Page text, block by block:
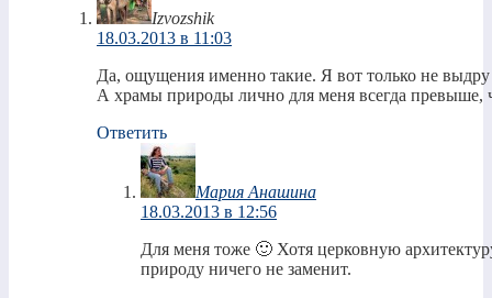
Izvozshik
18.03.2013 в 11:03
Да, ощущения именно такие. Я вот только не
А храмы природы лично для меня всегда
Ответить
Мария Анашина
18.03.2013 в 12:56
Для меня тоже 🙂 Хотя церковную
природу ничего не заменит.